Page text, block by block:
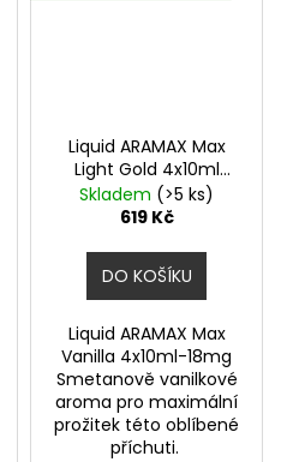
Liquid ARAMAX Max
Light Gold 4x10ml
18mg
Skladem (>5 ks)
619 Kč
DO KOŠÍKU
Liquid ARAMAX Max
Vanilla 4x10ml-18mg
Smetanově vanilkové
aroma pro maximální
prožitek této oblíbené
příchuti.